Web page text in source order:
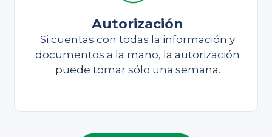
Autorización
Si cuentas con todas la información y
documentos a la mano, la autorización
puede tomar sólo una semana.